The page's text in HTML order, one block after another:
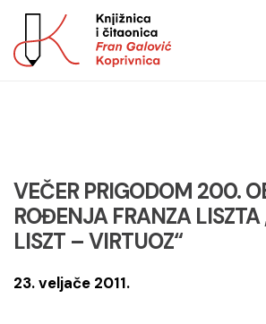
VEČER PRIGODOM 200.
ROĐENJA FRANZA LISZTA
LISZT – VIRTUOZ“
23. veljače 2011.